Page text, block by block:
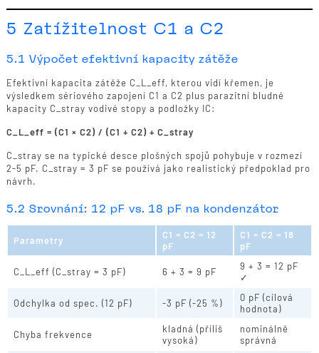
5 Zatížitelnost C1 a C2
5.1 Výpočet efektivní kapacity zátěže
Efektivní kapacita zátěže C_L_eff, kterou vidí křemen, je
výsledkem sériového zapojení C1 a C2 plus parazitní bludné
kapacity C_stray vodivé stopy a podložky IC:
C_L_eff = (C1 × C2) / (C1 + C2) + C_stray
C_stray se na typické desce plošných spojů pohybuje v rozmezí
2-5 pF. C_stray = 3 pF se používá jako realistický předpoklad pro
návrh.
5.2 Srovnání: 12 pF vs. 18 pF na kondenzátor
Parametry
C1 = C2 = 12
pF
C1 = C2 = 18
pF
C_L_eff (C_stray = 3 pF) 6 + 3 = 9 pF
9 + 3 = 12 pF
✓
Odchylka od spec. (12 pF) -3 pF (-25 %)
0 pF (cílová
hodnota)
Chyba frekvence
kladná (příliš
vysoká)
nominálně
správná